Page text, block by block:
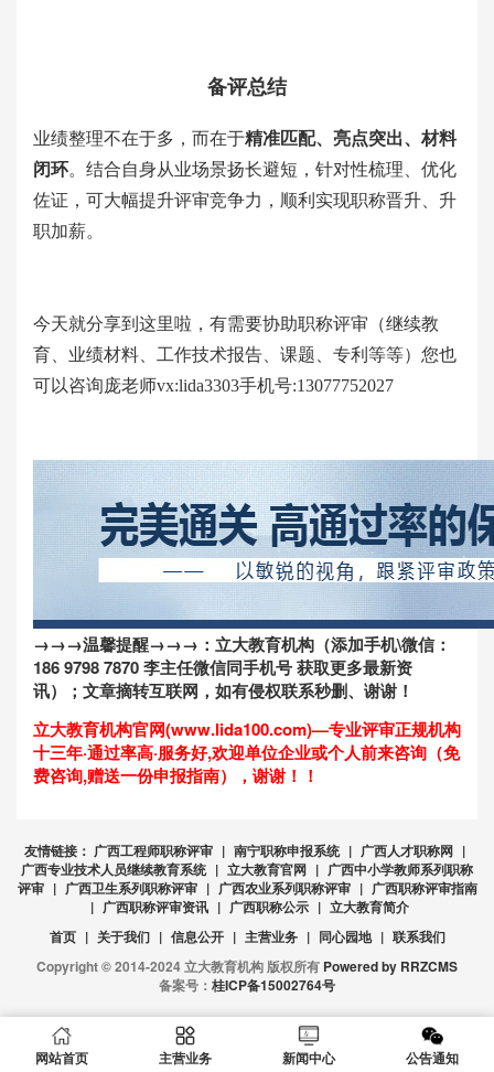
备评总结
业绩整理不在于多，而在于精准匹配、亮点突出、材料
闭环。结合自身从业场景扬长避短，针对性梳理、优化
佐证，可大幅提升评审竞争力，顺利实现职称晋升、升
职加薪。
今天就分享到这里啦，有需要协助职称评审（继续教
育、业绩材料、工作技术报告、课题、专利等等）您也
可以咨询庞老师vx:lida3303手机号:13077752027
→→→温馨提醒→→→： 立大教育机构 （添加手机\微信：
186 9798 7870 李主任微信同手机号 获取更多最新资
讯）；文章摘转互联网，如有侵权联系秒删、谢谢！
立大教育机构官网(www.lida100.com)—专业评审正规机构
十三年·通过率高·服务好,欢迎单位企业或个人前来咨询（免
费咨询,赠送一份申报指南），谢谢！！
友情链接： 广西工程师职称评审 | 南宁职称申报系统 | 广西人才职称网 |
广西专业技术人员继续教育系统 | 立大教育官网 | 广西中小学教师系列职称
评审 | 广西卫生系列职称评审 | 广西农业系列职称评审 | 广西职称评审指南
| 广西职称评审资讯 | 广西职称公示 | 立大教育简介
首页 | 关于我们 | 信息公开 | 主营业务 | 同心园地 | 联系我们
Copyright © 2014-2024 立大教育机构 版权所有 Powered by RRZCMS
备案号： 桂ICP备15002764号
网站首页 主营业务 新闻中心 公告通知